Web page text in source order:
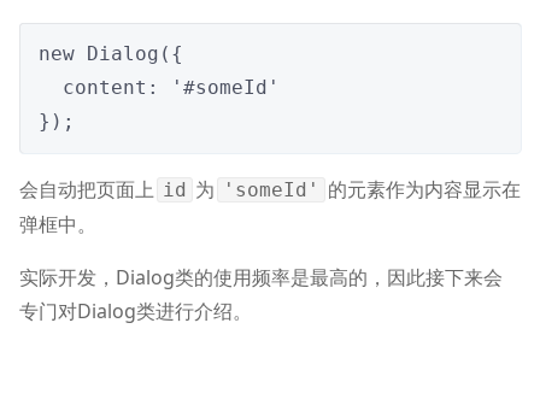
new Dialog({
});
会自动把页面上 id 为 'someId'
的元素作为内容显示在
弹框中。
实际开发，Dialog类的使用频率是最高的，因此接下来会
专门对Dialog类进行介绍。